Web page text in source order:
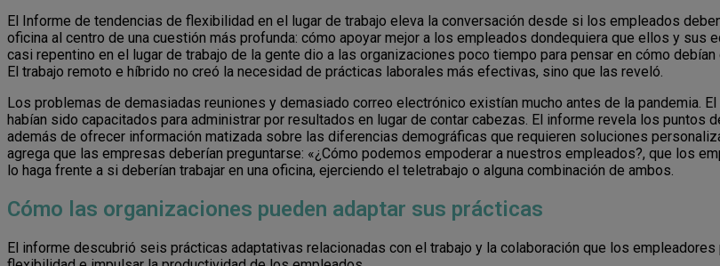
El Informe de tendencias de flexibilidad en el lugar de trabajo eleva la conversación desde si los empleados
oficina al centro de una cuestión más profunda: cómo apoyar mejor a los empleados dondequiera que ellos y sus
casi repentino en el lugar de trabajo de la gente dio a las organizaciones poco tiempo para pensar en cómo
El trabajo remoto e híbrido no creó la necesidad de prácticas laborales más efectivas, sino que las reveló.
Los problemas de demasiadas reuniones y demasiado correo electrónico existían mucho antes de la pandemia.
habían sido capacitados para administrar por resultados en lugar de contar cabezas. El informe revela los puntos
además de ofrecer información matizada sobre las diferencias demográficas que requieren soluciones
agrega que las empresas deberían preguntarse: «¿Cómo podemos empoderar a nuestros empleados?, que los
lo haga frente a si deberían trabajar en una oficina, ejerciendo el teletrabajo o alguna combinación de ambos.
Cómo las organizaciones pueden adaptar sus prácticas
El informe descubrió seis prácticas adaptativas relacionadas con el trabajo y la colaboración que los empleadores